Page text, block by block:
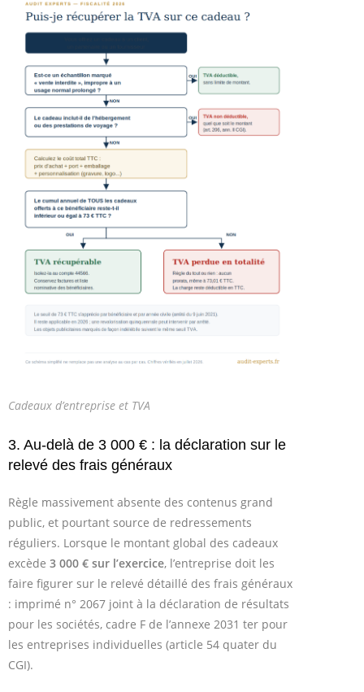
Cadeaux d’entreprise et TVA
3. Au-delà de 3 000 € : la déclaration sur le
relevé des frais généraux
Règle massivement absente des contenus grand
public, et pourtant source de redressements
réguliers. Lorsque le montant global des cadeaux
excède 3 000 € sur l’exercice, l’entreprise doit les
faire figurer sur le relevé détaillé des frais généraux
: imprimé n° 2067 joint à la déclaration de résultats
pour les sociétés, cadre F de l’annexe 2031 ter pour
les entreprises individuelles (article 54 quater du
CGI).